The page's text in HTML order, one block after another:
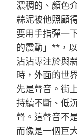
濃稠的、顏色
蒜泥被他照顧
要用手指彈一
的震動」**，
沾沾專注於與
時，外面的世
先是聲音。街
持續不斷、低
聲。這聲音不
而像是一個巨